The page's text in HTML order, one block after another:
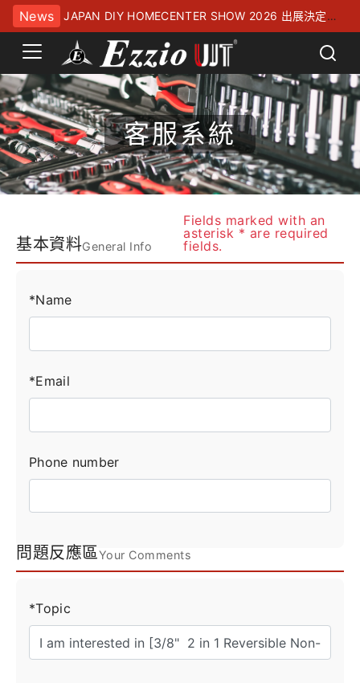
News
JAPAN DIY HOMECENTER SHOW 2026 出展決定！
幕張メッセにてお待ちしております
客服系統
基本資料General Info
Fields marked with an
asterisk * are required
fields.
*Name
*Email
Phone number
問題反應區Your Comments
*Topic